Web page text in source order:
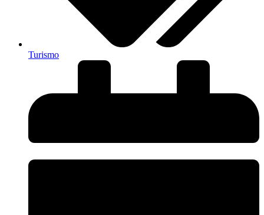
Turismo